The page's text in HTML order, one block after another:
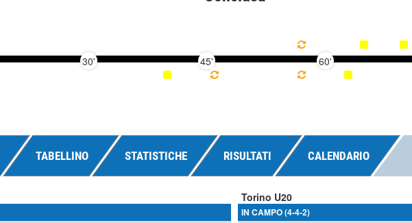
30' 45' 60'
TABELLINO STATISTICHE RISULTATI CALENDARIO
Torino U20
IN CAMPO (4-4-2)